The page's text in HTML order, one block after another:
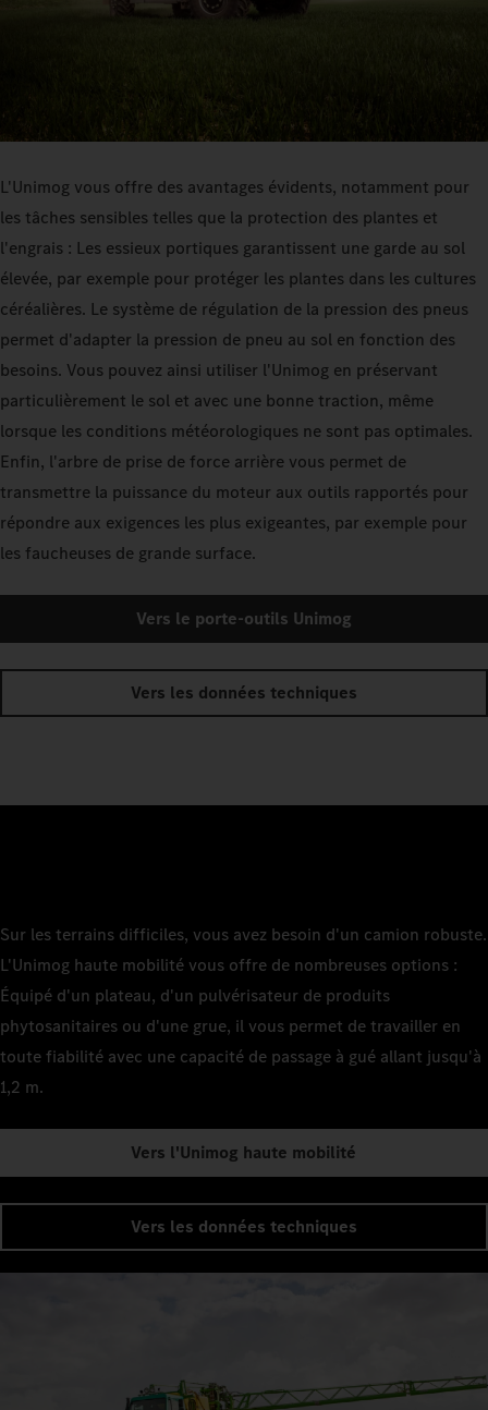
L'Unimog vous offre des avantages évidents, notamment pour
les tâches sensibles telles que la protection des plantes et
l'engrais : Les essieux portiques garantissent une garde au sol
élevée, par exemple pour protéger les plantes dans les cultures
céréalières. Le système de régulation de la pression des pneus
permet d'adapter la pression de pneu au sol en fonction des
besoins. Vous pouvez ainsi utiliser l'Unimog en préservant
particulièrement le sol et avec une bonne traction, même
lorsque les conditions météorologiques ne sont pas optimales.
Enfin, l'arbre de prise de force arrière vous permet de
transmettre la puissance du moteur aux outils rapportés pour
répondre aux exigences les plus exigeantes, par exemple pour
les faucheuses de grande surface.
Vers le porte-outils Unimog
Vers les données techniques
Sur les terrains difficiles, vous avez besoin d'un camion robuste.
L'Unimog haute mobilité vous offre de nombreuses options :
Équipé d'un plateau, d'un pulvérisateur de produits
phytosanitaires ou d'une grue, il vous permet de travailler en
toute fiabilité avec une capacité de passage à gué allant jusqu'à
1,2 m.
Vers l'Unimog haute mobilité
Vers les données techniques